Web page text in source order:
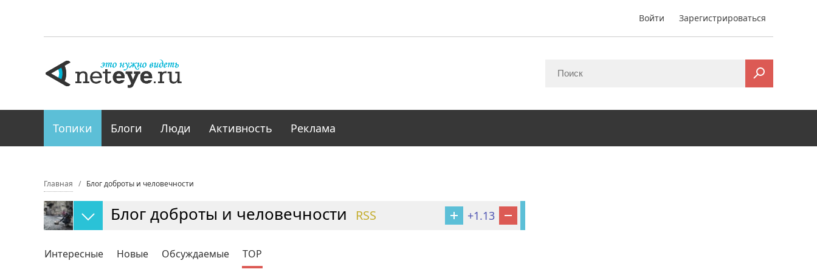
Войти Зарегистрироваться
Топики Блоги Люди Активность Реклама
Главная Блог доброты и человечности
+1.13
Блог доброты и человечности RSS
Интересные Новые Обсуждаемые TOP